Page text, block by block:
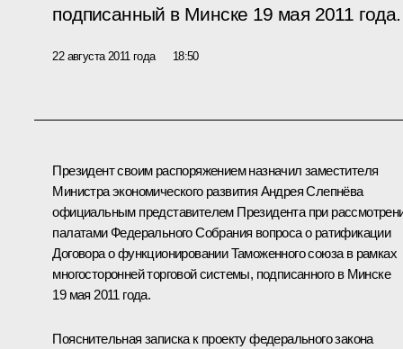
подписанный в Минске 19 мая 2011 года.
22 августа 2011 года 18:50
Президент своим распоряжением назначил заместителя
Министра экономического развития Андрея Слепнёва
официальным представителем Президента при
палатами Федерального Собрания вопроса о ратификации
Договора о функционировании Таможенного союза в рамках
многосторонней торговой системы, подписанного в Минске
19 мая 2011 года.
Пояснительная записка к проекту федерального закона